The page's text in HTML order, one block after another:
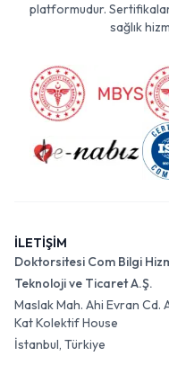
platformudur.
sağlık
İLETİŞİM
Doktorsitesi Com Bilgi
Teknoloji ve Ticaret A.Ş.
Maslak Mah. Ahi Evran Cd.
Kat Kolektif House
İstanbul, Türkiye